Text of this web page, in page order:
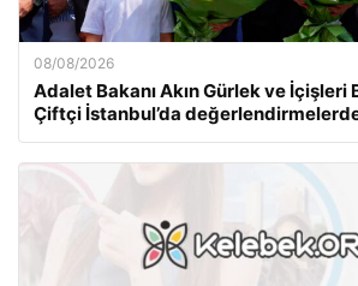
08/08/2026
Adalet Bakanı Akın Gürlek ve İçişleri
Çiftçi İstanbul’da